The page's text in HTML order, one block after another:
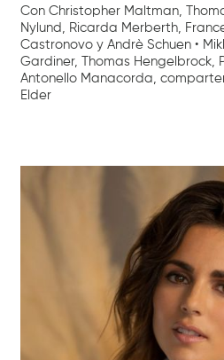
Con Christopher Maltman,
Nylund, Ricarda Merberth,
Castronovo y Andrè Schuen •
Gardiner, Thomas Hengelbrock,
Antonello Manacorda,
Elder